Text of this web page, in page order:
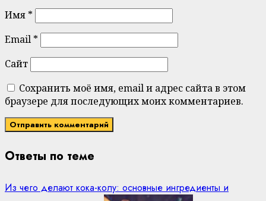
Имя *
Email *
Сайт
Сохранить моё имя, email и адрес сайта в этом
браузере для последующих моих комментариев.
Ответы по теме
Из чего делают кока-колу: основные ингредиенты и